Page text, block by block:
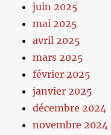
juin 2025
mai 2025
avril 2025
mars 2025
février 2025
janvier 2025
décembre 2024
novembre 2024